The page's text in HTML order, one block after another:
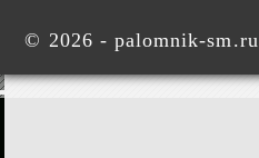
© 2026 - palomnik-sm.ru